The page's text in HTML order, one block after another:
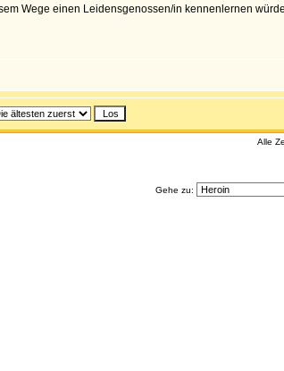
Wege einen Leidensgenossen/in kennenlernen
Alle
Gehe zu: